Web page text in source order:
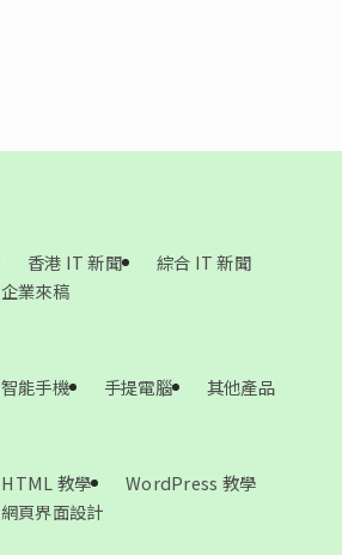
香港 IT 新聞
綜合 IT 新聞
企業來稿
智能手機 手提電腦 其他產品
HTML 教學
WordPress 教學
網頁界面設計